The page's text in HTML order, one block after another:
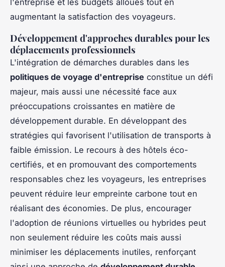
l'entreprise et les budgets alloués tout en
augmentant la satisfaction des voyageurs.
Développement d'approches durables pour les
déplacements professionnels
L'intégration de démarches durables dans les
politiques de voyage d'entreprise constitue un défi
majeur, mais aussi une nécessité face aux
préoccupations croissantes en matière de
développement durable. En développant des
stratégies qui favorisent l'utilisation de transports à
faible émission. Le recours à des hôtels éco-
certifiés, et en promouvant des comportements
responsables chez les voyageurs, les entreprises
peuvent réduire leur empreinte carbone tout en
réalisant des économies. De plus, encourager
l'adoption de réunions virtuelles ou hybrides peut
non seulement réduire les coûts mais aussi
minimiser les déplacements inutiles, renforçant